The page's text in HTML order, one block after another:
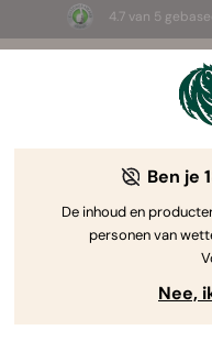
4.7 van 5
3 White
Cannabis Lifestyle
Ben je
De inhoud en
personen van
Nee,